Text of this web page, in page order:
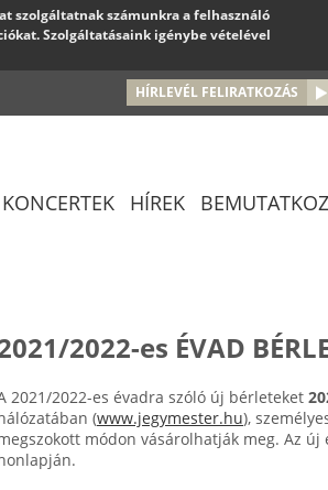
szolgáltatnak számunkra a felhasználó
Szolgáltatásaink igénybe vételével
Jump to navigation
HÍRLEVÉL FELIRATKOZÁS
KONCERTEK HÍREK
2022-es ÉVAD
2021/2022-es évadra szóló új bérleteket
(www.jegymester.hu),
módon vásárolhatják meg. Az